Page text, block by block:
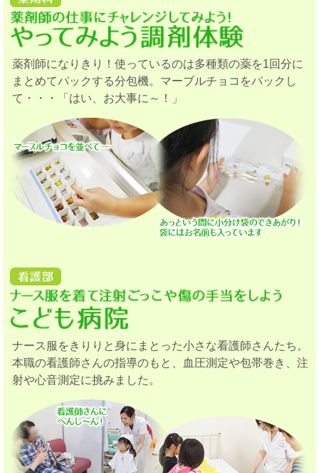
薬剤師になりきり！使っているのは多種類の薬を1回分に
まとめてパックする分包機。マーブルチョコをパックし
て・・・「はい、お大事に～！」
ナース服をきりりと身にまとった小さな看護師さんたち。
本職の看護師さんの指導のもと、血圧測定や包帯巻き、注
射や心音測定に挑みました。